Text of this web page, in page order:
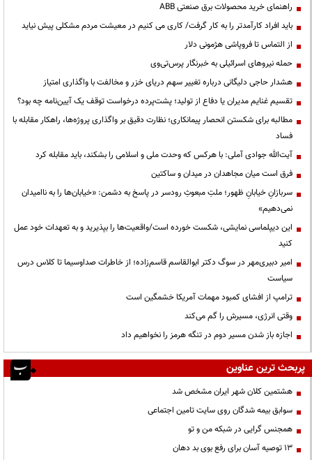
راهنمای خرید محصولات برق صنعتی ABB
باید افراد کارآمدتر را به کار گرفت/ کاری می کنیم در معیشت مردم مشکلی پیش نیاید
از التماس تا فروپاشی هژمونی دلار
حمله نیروهای اسرائیلی به خبرنگار پرس‌تی‌وی
هشدار حاجی دلیگانی درباره تغییر سهم دریای خزر و مخالفت با واگذاری امتیاز
تقسیم غنایم مدیران یا دفاع از تولید؛ پشت‌پرده درخواست توقف یک آیین‌نامه چه بود؟
مطالبه برای شکستن انحصار پیمانکاری؛ نظارت دقیق بر واگذاری پروژه‌ها، راهکار مقابله با
فساد
آیت‌الله جوادی آملی: با هرکس که وحدت ملی و اسلامی را بشکند، باید مقابله کرد
فرق است میان مجاهدان در میدان و ساکتین
سربازانِ خیابانِ ظهور؛ ملتِ مبعوثِ رودسر در پاسخ به دشمن: «خیابان‌ها را به ناامیدان
نمی‌دهیم»
این دیپلماسی نمایشی، شکست خورده است/واقعیت‌ها را بپذیرید و به تعهدات خود عمل
کنید
امیر دبیری‌مهر در سوگ دکتر ابوالقاسم قاسم‌زاده؛ از خاطرات صداوسیما تا کلاس درس
سیاست
ترامپ از افشای کمبود مهمات آمریکا خشمگین است
وقتی انرژی، مسیرش را گم می‌کند
اجازه باز شدن مسیر دوم در تنگه هرمز را نخواهیم داد
پربحث ترین عناوین
هشتمین کلان شهر ایران مشخص شد
سوابق بیمه شدگان روی سایت تامین اجتماعی
همجنس گرایی در شبکه من و تو
13 توصیه آسان برای رفع بوی بد دهان